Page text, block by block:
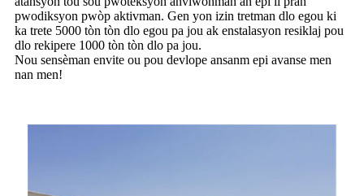
pwodiksyon pwòp aktivman. Gen yon izin tretman dlo egou ki
ka trete 5000 tòn tòn dlo egou pa jou ak enstalasyon resiklaj pou
dlo rekipere 1000 tòn tòn dlo pa jou.
Nou sensèman envite ou pou devlope ansanm epi avanse men
nan men!